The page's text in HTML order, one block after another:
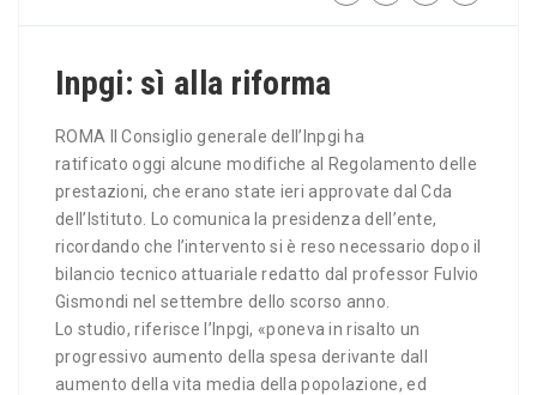
Inpgi: sì alla riforma
ROMA Il Consiglio generale dell’Inpgi ha
ratificato oggi alcune modifiche al Regolamento delle
prestazioni, che erano state ieri approvate dal Cda
dell’Istituto. Lo comunica la presidenza dell’ente,
ricordando che l’intervento si è reso necessario dopo il
bilancio tecnico attuariale redatto dal professor Fulvio
Gismondi nel settembre dello scorso anno.
Lo studio, riferisce l’Inpgi, «poneva in risalto un
progressivo aumento della spesa derivante dall
aumento della vita media della popolazione, ed